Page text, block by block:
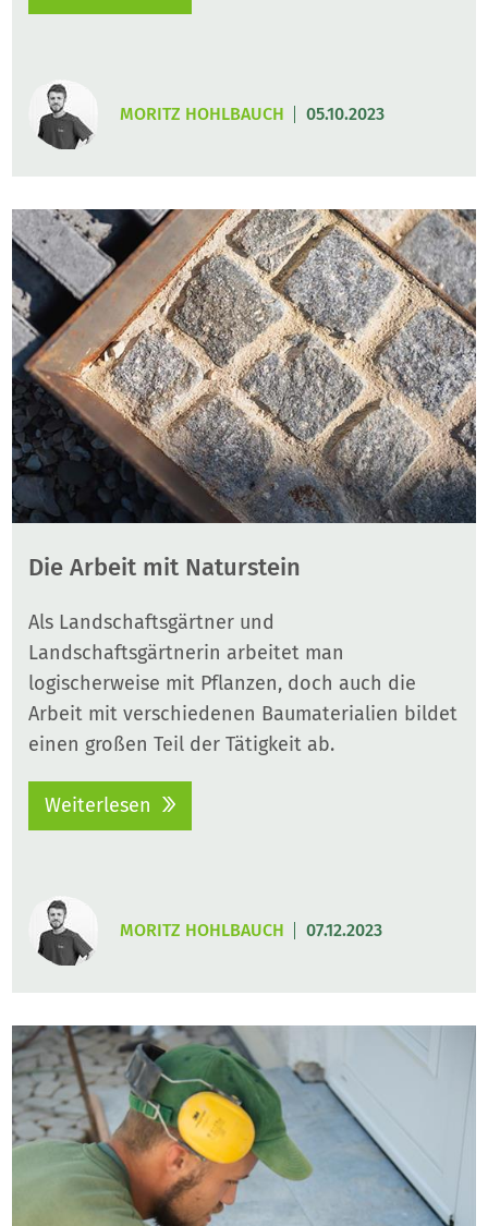
MORITZ HOHLBAUCH 05.10.2023
Die Arbeit mit Naturstein
Als Landschaftsgärtner und
Landschaftsgärtnerin arbeitet man
logischerweise mit Pflanzen, doch auch die
Arbeit mit verschiedenen Baumaterialien bildet
einen großen Teil der Tätigkeit ab.
Weiterlesen
MORITZ HOHLBAUCH 07.12.2023